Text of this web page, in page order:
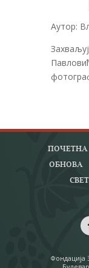
Аутор:
ПОЧЕТНА
ОБНОВА
Фондација